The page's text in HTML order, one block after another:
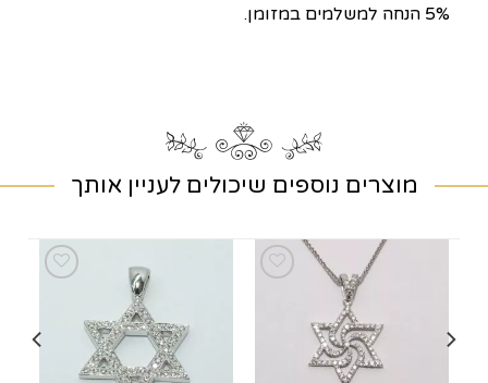
5% הנחה למשלמים במזומן.
מוצרים נוספים שיכולים לעניין אותך